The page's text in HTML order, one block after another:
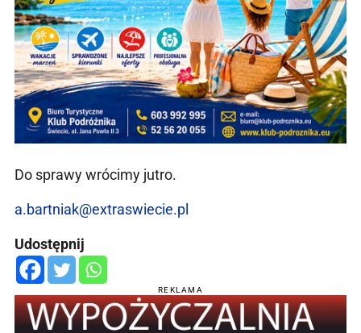
Do sprawy wrócimy jutro.
a.bartniak@extraswiecie.pl
Udostępnij
REKLAMA